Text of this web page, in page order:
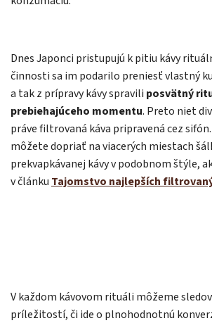
Dnes Japonci pristupujú k pitiu kávy
činnosti sa im podarilo preniesť vlastný
a tak z prípravy kávy spravili posvätný
prebiehajúceho momentu. Preto niet
práve filtrovaná káva pripravená cez
môžete dopriať na viacerých miestach
prekvapkávanej kávy v podobnom štýle,
v článku Tajomstvo najlepších
V každom kávovom rituáli môžeme
príležitostí, či ide o plnohodnotnú